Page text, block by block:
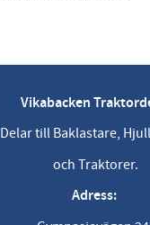
Vikabacken
Delar till Baklastare,
och Traktorer.
Adress: